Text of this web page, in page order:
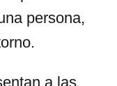
persona,
a las